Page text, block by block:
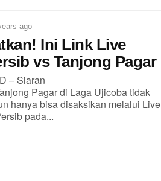
ago
Ini Link Live
vs Tanjong Pagar
– Siaran
Pagar di Laga Ujicoba tidak
hanya bisa disaksikan melalui Live
pada...